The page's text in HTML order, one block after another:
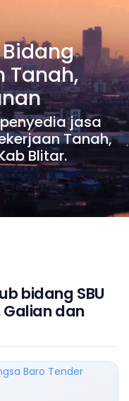
Tanah,
jasa
Tanah,
Blitar.
bidang SBU
Galian dan